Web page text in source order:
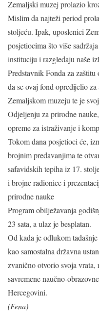
Zemaljski muzej prolazio
Mislim da najteži period
stoljeću. Ipak, uposlenici
posjetiocima što više
instituciju i razgledaju naše
Predstavnik Fonda za
da se ovaj fond opredijelio
Zemaljskom muzeju te je
Odjeljenju za prirodne
opreme za istraživanje i
Tokom dana posjetioci će,
brojnim predavanjima te
safavidskih tepiha iz 17.
i brojne radionice i
prirodne nauke
Program obilježavanja
23 sata, a ulaz je besplatan.
Od kada je odlukom
kao samostalna državna
zvanično otvorio svoja vrata,
savremene naučno-
Hercegovini.
(Fena)